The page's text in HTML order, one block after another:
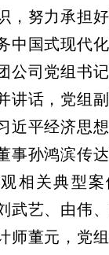
，努力承担
中国式现代
公司党组书
讲话，党组
近平经济思
事孙鸿滨传
相关典型
武艺、由伟
师董元，党